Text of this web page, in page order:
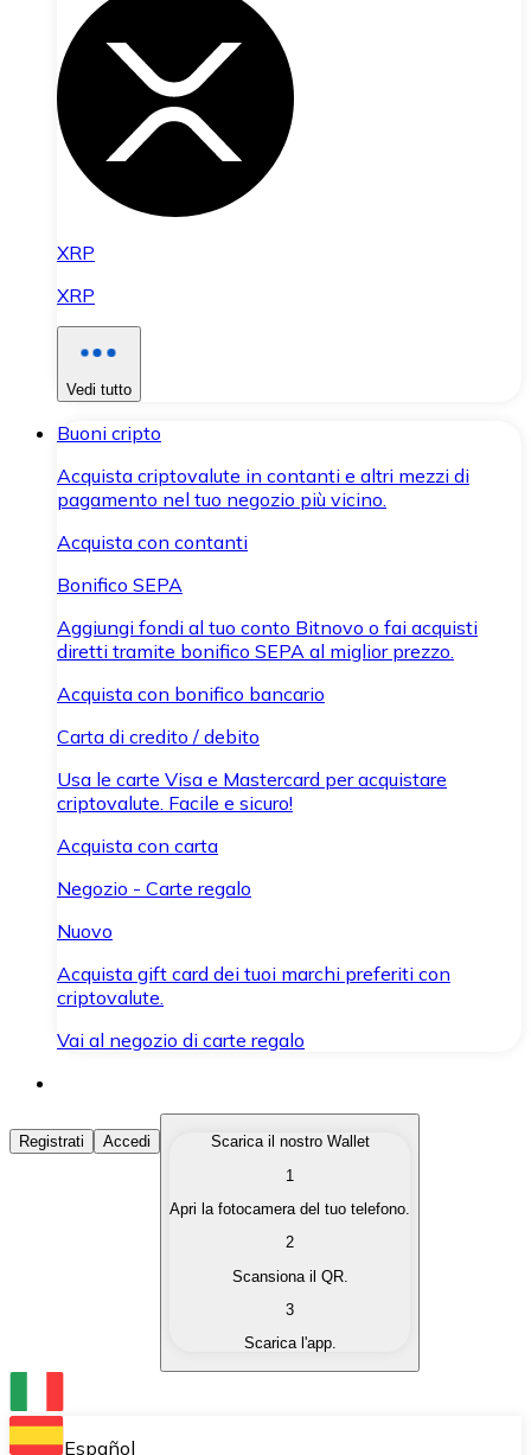
XRP
XRP
Vedi tutto
Buoni cripto
Acquista criptovalute in contanti e altri mezzi di
pagamento nel tuo negozio più vicino.
Acquista con contanti
Bonifico SEPA
Aggiungi fondi al tuo conto Bitnovo o fai acquisti
diretti tramite bonifico SEPA al miglior prezzo.
Acquista con bonifico bancario
Carta di credito / debito
Usa le carte Visa e Mastercard per acquistare
criptovalute. Facile e sicuro!
Acquista con carta
Negozio - Carte regalo
Nuovo
Acquista gift card dei tuoi marchi preferiti con
criptovalute.
Vai al negozio di carte regalo
Acquista Criptovalute
Acquista le criptovalute che ti interessano in modo
Converti le tue criptovalute in valuta fiat quando ne
Scambia una criptovaluta con un'altra
Conserva le tue cripto in un Wallet self-custodial.
Registrati Accedi
Scarica il nostro Wallet
1
Apri la fotocamera del tuo telefono.
2
Scansiona il QR.
3
Scarica l'app.
Español